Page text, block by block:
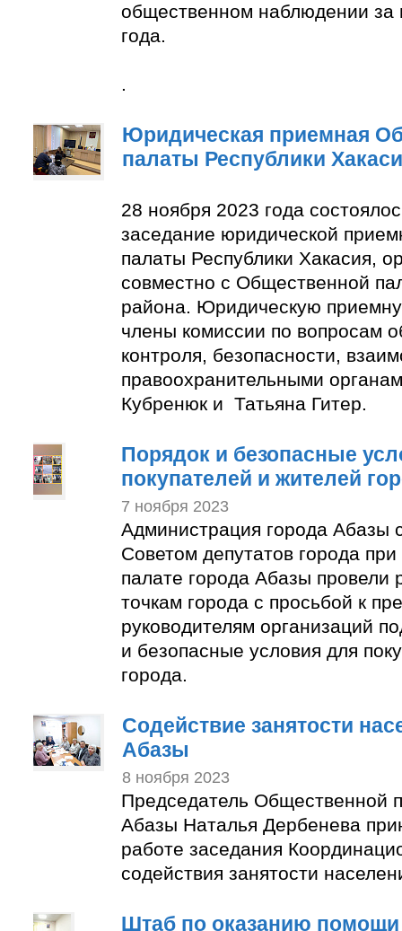
общественном наблюдении за
года.
.
Юридическая приемная
палаты Республики
28 ноября 2023 года
заседание юридической
палаты Республики Хакасия,
совместно с Общественной
района. Юридическую
члены комиссии по вопросам
контроля, безопасности,
правоохранительными
Кубренюк и Татьяна Гитер.
Порядок и безопасные
покупателей и жителей
7 ноября 2023
Администрация города Абазы
Советом депутатов города
палате города Абазы провели
точкам города с просьбой к
руководителям организаций
и безопасные условия для
города.
Содействие занятости
Абазы
8 ноября 2023
Председатель Общественной
Абазы Наталья Дербенева
работе заседания
содействия занятости
Штаб по оказанию помощи